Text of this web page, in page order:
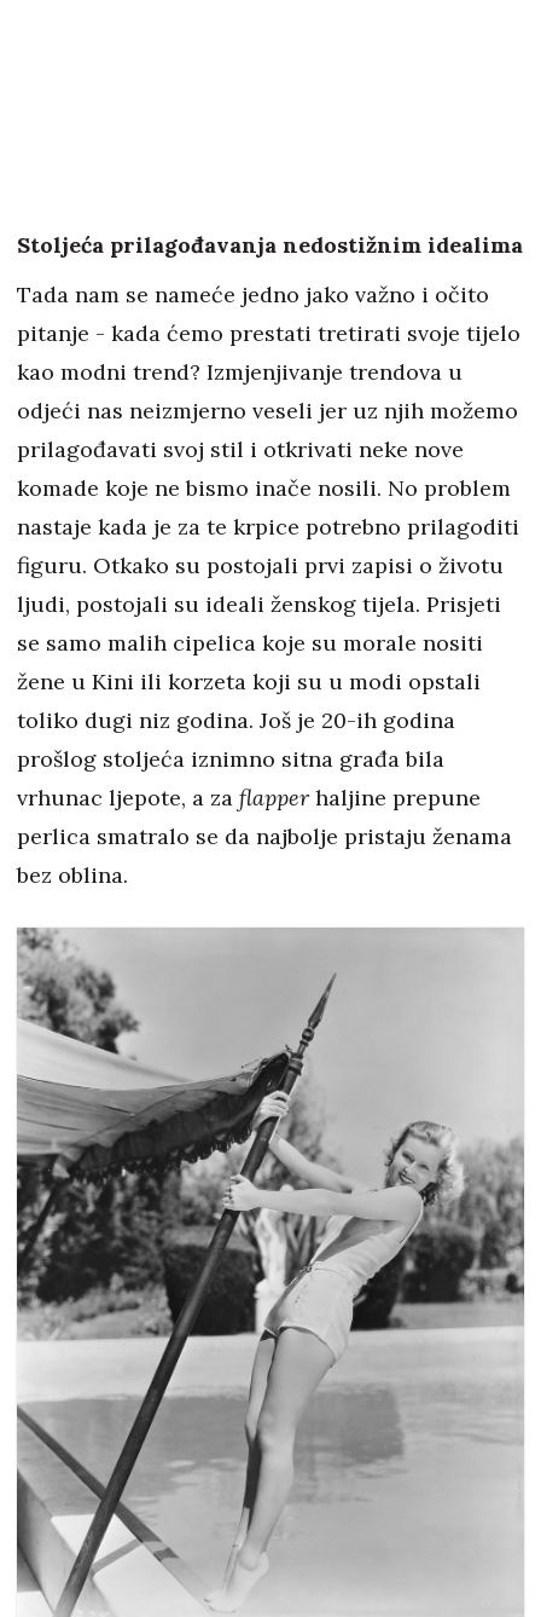
Stoljeća prilagođavanja nedostižnim idealima
Tada nam se nameće jedno jako važno i očito
pitanje - kada ćemo prestati tretirati svoje tijelo
kao modni trend? Izmjenjivanje trendova u
odjeći nas neizmjerno veseli jer uz njih možemo
prilagođavati svoj stil i otkrivati neke nove
komade koje ne bismo inače nosili. No problem
nastaje kada je za te krpice potrebno prilagoditi
figuru. Otkako su postojali prvi zapisi o životu
ljudi, postojali su ideali ženskog tijela. Prisjeti
se samo malih cipelica koje su morale nositi
žene u Kini ili korzeta koji su u modi opstali
toliko dugi niz godina. Još je 20-ih godina
prošlog stoljeća iznimno sitna građa bila
vrhunac ljepote, a za flapper haljine prepune
perlica smatralo se da najbolje pristaju ženama
bez oblina.